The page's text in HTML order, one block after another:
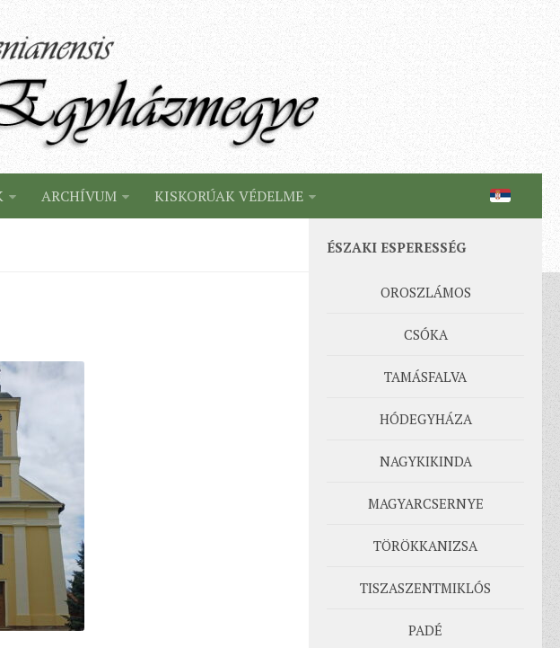
ARCHÍVUM KISKORÚAK VÉDELME
ÉSZAKI ESPERESSÉG
OROSZLÁMOS
CSÓKA
TAMÁSFALVA
HÓDEGYHÁZA
NAGYKIKINDA
MAGYARCSERNYE
TÖRÖKKANIZSA
TISZASZENTMIKLÓS
PADÉ